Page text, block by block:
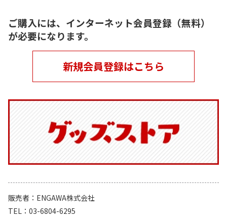
ご購入には、インターネット会員登録（無料）
が必要になります。
新規会員登録はこちら
販売者
ENGAWA株式会社
TEL
03-6804-6295